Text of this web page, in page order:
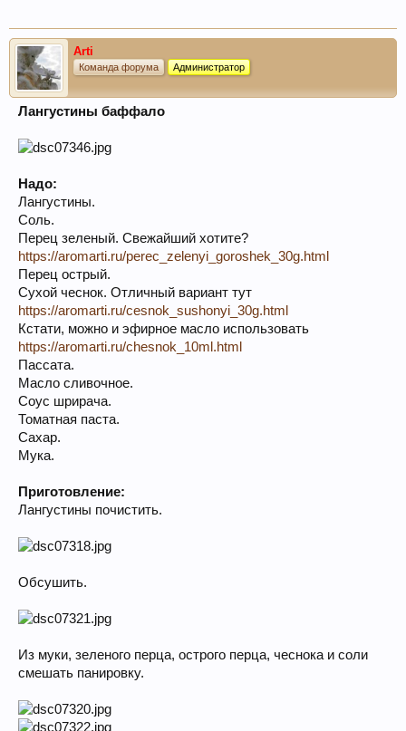
Arti
Команда форума Администратор
Лангустины баффало
Надо:
Лангустины.
Соль.
Перец зеленый. Свежайший хотите?
https://aromarti.ru/perec_zelenyi_goroshek_30g.html
Перец острый.
Сухой чеснок. Отличный вариант тут
https://aromarti.ru/cesnok_sushonyi_30g.html
Кстати, можно и эфирное масло использовать
https://aromarti.ru/chesnok_10ml.html
Пассата.
Масло сливочное.
Соус шрирача.
Томатная паста.
Сахар.
Мука.
Приготовление:
Лангустины почистить.
Обсушить.
Из муки, зеленого перца, острого перца, чеснока и соли
смешать панировку.